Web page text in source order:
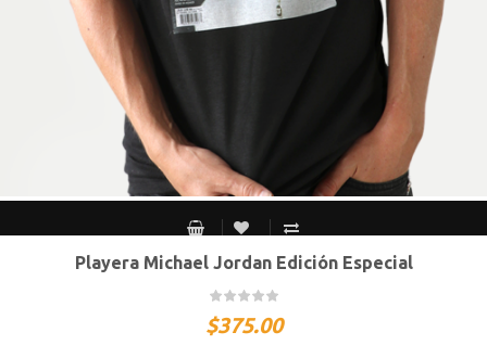
CH M G XG XXG
Playera Michael Jordan Edición Especial
$375.00